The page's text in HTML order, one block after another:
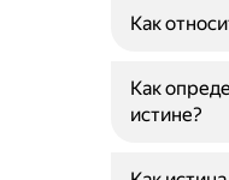
Как
Как
истине?